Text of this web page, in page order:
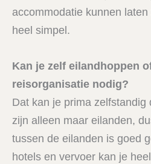
accommodatie kunnen
heel simpel.
Kan je zelf eilandhoppen
reisorganisatie nodig?
Dat kan je prima zelfstandig
zijn alleen maar eilanden,
tussen de eilanden is goed
hotels en vervoer kan je